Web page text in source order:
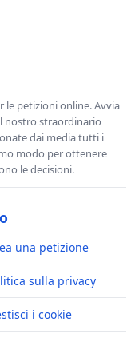
petizioni online. Avvia
nostro straordinario
dai media tutti i
modo per ottenere
le decisioni.
una petizione
sulla privacy
i cookie